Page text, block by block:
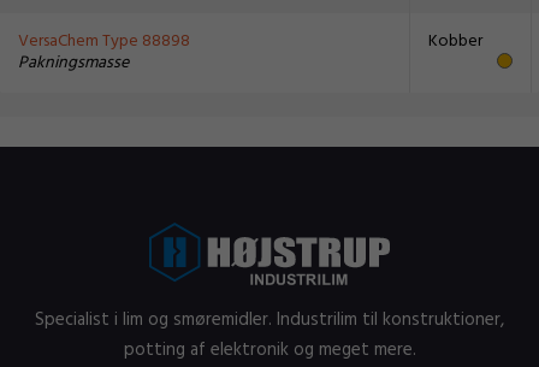
VersaChem Type 88898
Pakningsmasse
Kobber
Specialist i lim og smøremidler. Industrilim til konstruktioner,
potting af elektronik og meget mere.